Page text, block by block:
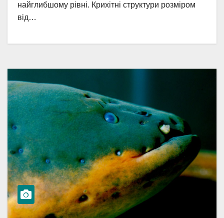
найглибшому рівні. Крихітні структури розміром
від…